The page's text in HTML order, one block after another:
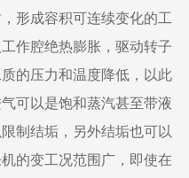
形成容积可连续变化的工
作腔绝热膨胀，驱动转子
的压力和温度降低，以此
可以是饱和蒸汽甚至带液
制结垢，另外结垢也可以
的变工况范围广，即使在